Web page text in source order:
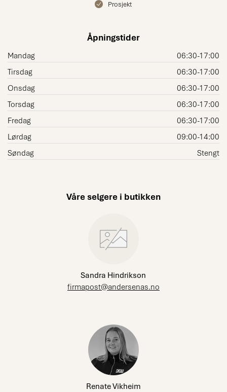
Prosjekt
Åpningstider
Mandag
06:30-17:00
Tirsdag
06:30-17:00
Onsdag
06:30-17:00
Torsdag
06:30-17:00
Fredag
06:30-17:00
Lørdag
09:00-14:00
Søndag
Stengt
Våre selgere i butikken
Sandra Hindrikson
firmapost@andersenas.no
Renate Vikheim